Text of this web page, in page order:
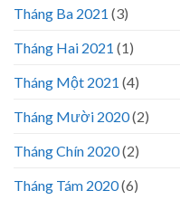
Tháng Ba 2021 (3)
Tháng Hai 2021 (1)
Tháng Một 2021 (4)
Tháng Mười 2020(2)
Tháng Chín 2020(2)
Tháng Tám 2020(6)